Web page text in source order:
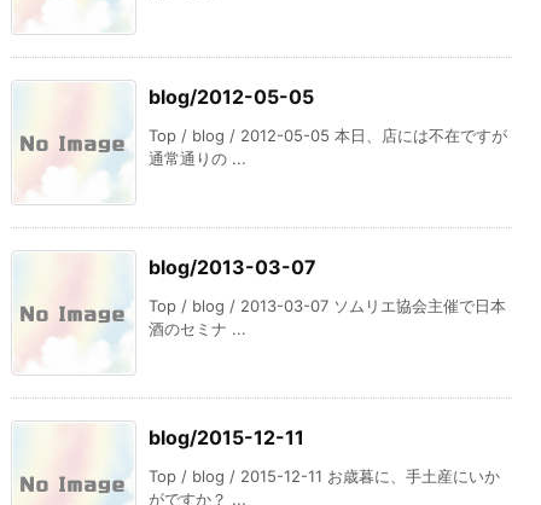
blog/2012-05-05
Top / blog / 2012-05-05 本日、店には不在ですが
通常通りの ...
blog/2013-03-07
Top / blog / 2013-03-07 ソムリエ協会主催で日本
酒のセミナ ...
blog/2015-12-11
Top / blog / 2015-12-11 お歳暮に、手土産にいか
がですか？ ...